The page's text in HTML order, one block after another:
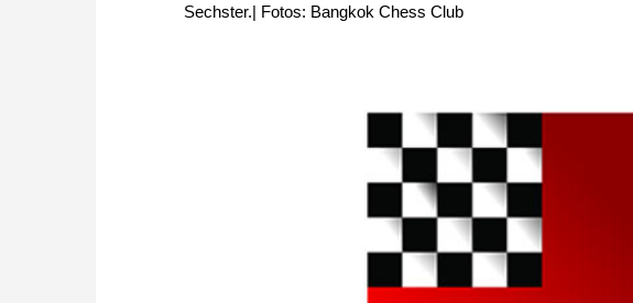
Sechster.| Fotos: Bangkok Chess Club